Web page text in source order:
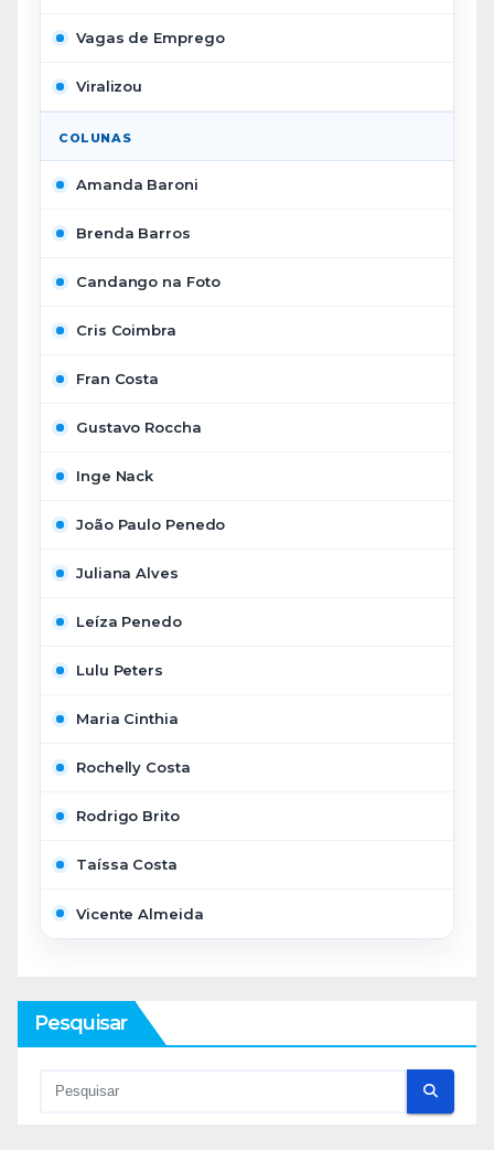
Vagas de Emprego
Viralizou
COLUNAS
Amanda Baroni
Brenda Barros
Candango na Foto
Cris Coimbra
Fran Costa
Gustavo Roccha
Inge Nack
João Paulo Penedo
Juliana Alves
Leíza Penedo
Lulu Peters
Maria Cinthia
Rochelly Costa
Rodrigo Brito
Taíssa Costa
Vicente Almeida
Pesquisar